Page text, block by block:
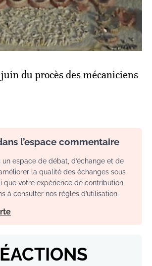
du procès des mécaniciens
l’espace commentaire
un espace de débat, d’échange et de
la qualité des échanges sous
que votre expérience de contribution,
à consulter nos règles d’utilisation.